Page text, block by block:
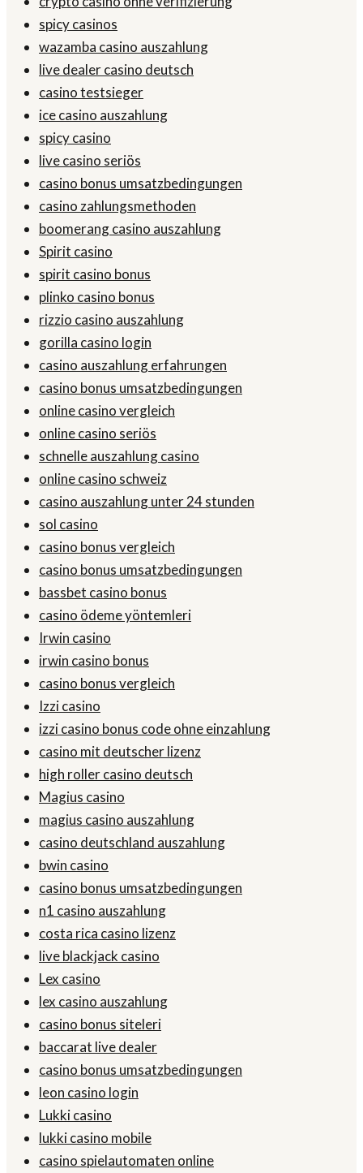
spicy casinos
wazamba casino auszahlung
live dealer casino deutsch
casino testsieger
ice casino auszahlung
spicy casino
live casino seriös
casino bonus umsatzbedingungen
casino zahlungsmethoden
boomerang casino auszahlung
Spirit casino
spirit casino bonus
plinko casino bonus
rizzio casino auszahlung
gorilla casino login
casino auszahlung erfahrungen
casino bonus umsatzbedingungen
online casino vergleich
online casino seriös
schnelle auszahlung casino
online casino schweiz
casino auszahlung unter 24 stunden
sol casino
casino bonus vergleich
casino bonus umsatzbedingungen
bassbet casino bonus
casino ödeme yöntemleri
Irwin casino
irwin casino bonus
casino bonus vergleich
Izzi casino
izzi casino bonus code ohne einzahlung
casino mit deutscher lizenz
high roller casino deutsch
Magius casino
magius casino auszahlung
casino deutschland auszahlung
bwin casino
casino bonus umsatzbedingungen
n1 casino auszahlung
costa rica casino lizenz
live blackjack casino
Lex casino
lex casino auszahlung
casino bonus siteleri
baccarat live dealer
casino bonus umsatzbedingungen
leon casino login
Lukki casino
lukki casino mobile
casino spielautomaten online